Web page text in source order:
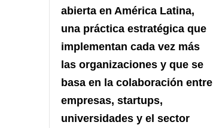
abierta en América Latina,
una práctica estratégica que
implementan cada vez más
las organizaciones y que se
basa en la colaboración entre
empresas, startups,
universidades y el sector